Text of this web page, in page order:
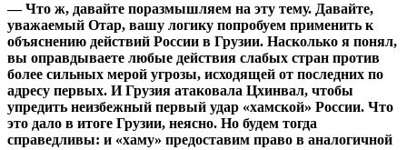
— Что ж, давайте поразмышляем на эту тему. Давайте,
уважаемый Отар, вашу логику попробуем применить к
объяснению действий России в Грузии. Насколько я понял,
вы оправдываете любые действия слабых стран против
более сильных мерой угрозы, исходящей от последних по
адресу первых. И Грузия атаковала Цхинвал, чтобы
упредить неизбежный первый удар «хамской» России. Что
это дало в итоге Грузии, неясно. Но будем тогда
справедливы: и «хаму» предоставим право в аналогичной